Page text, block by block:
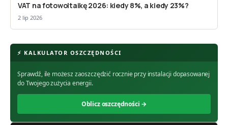
VAT na fotowoltaikę 2026: kiedy 8%, a kiedy 23%?
2 lip 2026
⚡ KALKULATOR OSZCZĘDNOŚCI
Sprawdź, ile możesz zaoszczędzić rocznie przy instalacji dopasowanej
do Twojego zużycia energii.
Oblicz oszczędności →